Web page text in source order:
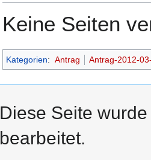
Keine Seiten
Kategorien: Antrag Antrag-2012-
Diese Seite
bearbeitet.